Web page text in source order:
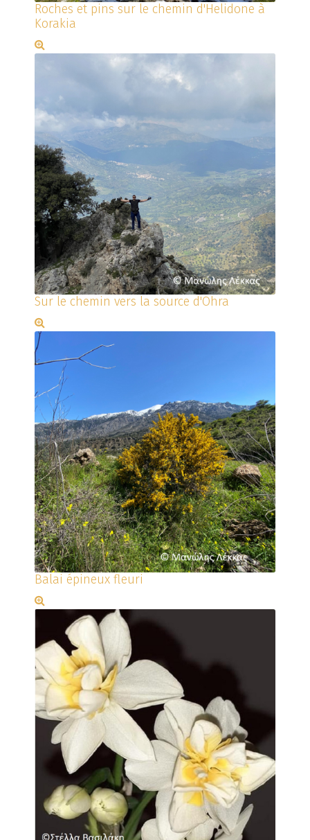
Roches et pins sur le chemin d'Helidone à
Korakia
Sur le chemin vers la source d'Ohra
Balai épineux fleuri